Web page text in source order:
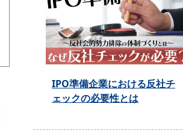
IPO準備企業における反社チ
ェックの必要性とは